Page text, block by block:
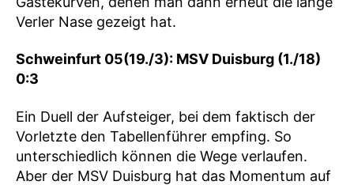
Verler Nase gezeigt hat.
Schweinfurt 05(19./3): MSV Duisburg (1./18)
0:3
Ein Duell der Aufsteiger, bei dem faktisch der
Vorletzte den Tabellenführer empfing. So
unterschiedlich können die Wege verlaufen.
Aber der MSV Duisburg hat das Momentum auf